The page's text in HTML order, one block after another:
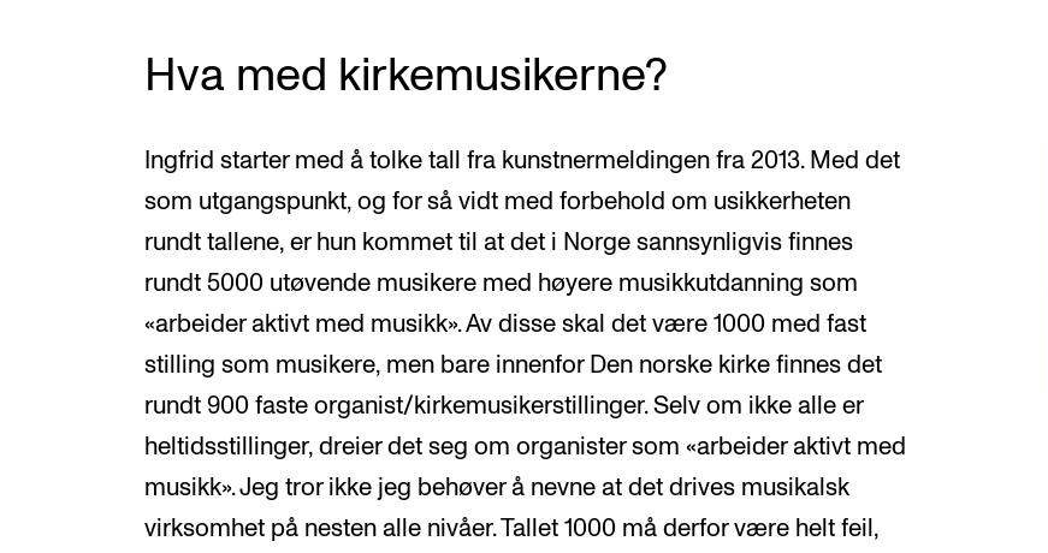
Hva med kirkemusikerne?
Ingfrid starter med å tolke tall fra kunstnermeldingen fra 2013. Med det
som utgangspunkt, og for så vidt med forbehold om usikkerheten
rundt tallene, er hun kommet til at det i Norge sannsynligvis finnes
rundt 5000 utøvende musikere med høyere musikkutdanning som
«arbeider aktivt med musikk». Av disse skal det være 1000 med fast
stilling som musikere, men bare innenfor Den norske kirke finnes det
rundt 900 faste organist/kirkemusikerstillinger. Selv om ikke alle er
heltidsstillinger, dreier det seg om organister som «arbeider aktivt med
musikk». Jeg tror ikke jeg behøver å nevne at det drives musikalsk
virksomhet på nesten alle nivåer. Tallet 1000 må derfor være helt feil,